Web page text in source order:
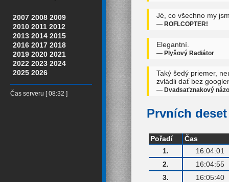
2007 2008 2009
2010 2011 2012
2013 2014 2015
2016 2017 2018
2019 2020 2021
2022 2023 2024
2025 2026
Čas serveru [ 08:32 ]
Jé, co všechno my
— ROFLCOPTER!
Elegantní.
— Plyšový Radiátor
Taký šedý priemer,
zvládli dať bez
— Dvadsaťznakový
Prvních
Pořadí
Čas
1.
16:04:01
2.
16:04:55
3.
16:05:40